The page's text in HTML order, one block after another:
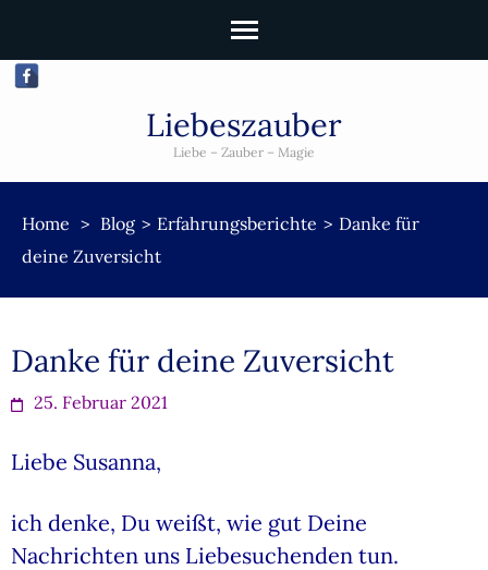
Liebeszauber
Liebe – Zauber – Magie
Home > Blog > Erfahrungsberichte > Danke für
deine Zuversicht
Danke für deine Zuversicht
25. Februar 2021
Liebe Susanna,
ich denke, Du weißt, wie gut Deine
Nachrichten uns Liebesuchenden tun.